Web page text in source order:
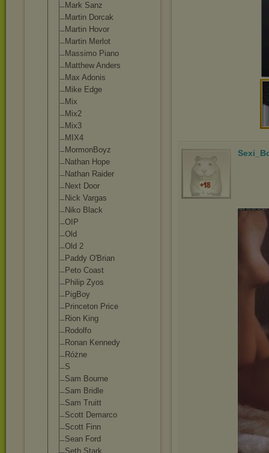
Mark Sanz
Martin Dorcak
Martin Hovor
Martin Merlot
Massimo Piano
Matthew Anders
Max Adonis
Mike Edge
Mix
Mix2
Mix3
MIX4
MormonBoyz
Nathan Hope
Nathan Raider
Next Door
Nick Vargas
Niko Black
OIP
Old
Old 2
Paddy O'Brian
Peto Coast
Philip Zyos
PigBoy
Princeton Price
Rion King
Rodolfo
Ronan Kennedy
Różne
S
Sam Bourne
Sam Bridle
Sam Truitt
Scott Demarco
Scott Finn
Sean Ford
Seth Stark